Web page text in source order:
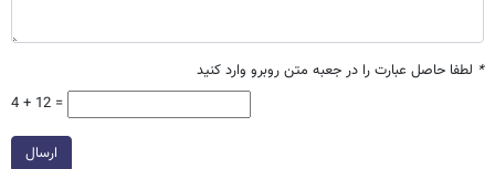
* لطفا حاصل عبارت را در جعبه متن روبرو وارد کنید
4 + 12 =
ارسال